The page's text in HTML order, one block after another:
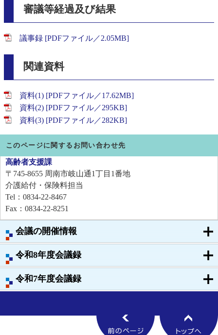
会議の開催情報
令和8年度会議録
令和7年度会議録
審議等経過及び結果
議事録 [PDFファイル／2.05MB]
関連資料
資料(1) [PDFファイル／17.62MB]
資料(2) [PDFファイル／295KB]
資料(3) [PDFファイル／282KB]
このページに関するお問い合わせ先
高齢者支援課
〒745-8655 周南市岐山通1丁目1番地
介護給付・保険料担当
Tel：0834-22-8467
Fax：0834-22-8251